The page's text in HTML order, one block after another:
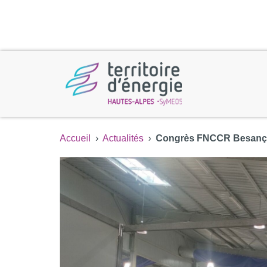
Accueil › Actualités › Congrès FNCCR